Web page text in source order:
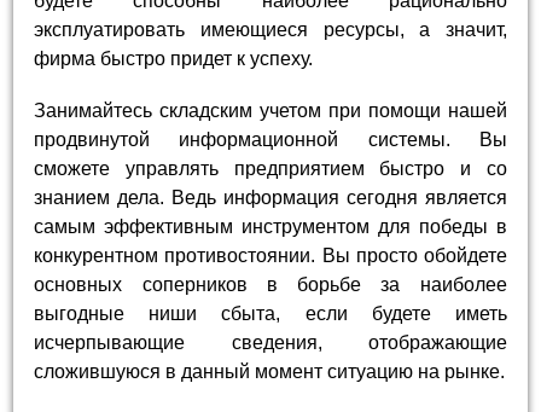
эксплуатировать имеющиеся ресурсы, а значит,
фирма быстро придет к успеху.
Занимайтесь складским учетом при помощи нашей
продвинутой информационной системы. Вы
сможете управлять предприятием быстро и со
знанием дела. Ведь информация сегодня является
самым эффективным инструментом для победы в
конкурентном противостоянии. Вы просто обойдете
основных соперников в борьбе за наиболее
выгодные ниши сбыта, если будете иметь
исчерпывающие сведения, отображающие
сложившуюся в данный момент ситуацию на рынке.